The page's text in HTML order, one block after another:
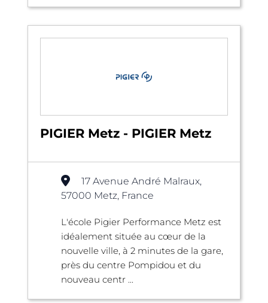
PIGIER Metz - PIGIER Metz
17 Avenue André Malraux,
57000 Metz, France
L'école Pigier Performance Metz est
idéalement située au cœur de la
nouvelle ville, à 2 minutes de la gare,
près du centre Pompidou et du
nouveau centr ...